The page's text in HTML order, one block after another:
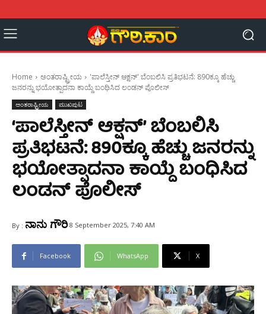
Home ಅಂತರಾಷ್ಟ್ರೀಯ
'ಪಾಲೆಸ್ತೀನ್ ಆಕ್ಷನ್' ಬೆಂಬಲಿಸಿ ಪ್ರತಿಭಟನೆ: 890ಕ್ಕೂ ಹೆಚ್ಚು
ಜನರನ್ನು ಭಯೋತ್ಪಾದನಾ ಕಾಯ್ದೆ ಬಂಧಿಸಿದ ಲಂಡನ್ ಪೊಲೀಸ್
ಅಂತರಾಷ್ಟ್ರೀಯ ಮುಖಪುಟ
‘ಪಾಲೆಸ್ತೀನ್ ಆಕ್ಷನ್’ ಬೆಂಬಲಿಸಿ
ಪ್ರತಿಭಟನೆ: 890ಕ್ಕೂ ಹೆಚ್ಚು ಜನರನ್ನು
ಭಯೋತ್ಪಾದನಾ ಕಾಯ್ದೆ ಬಂಧಿಸಿದ
ಲಂಡನ್ ಪೊಲೀಸ್
By : ನಾನು ಗೌರಿ 8 September 2025, 7:40 AM
Facebook WhatsApp X